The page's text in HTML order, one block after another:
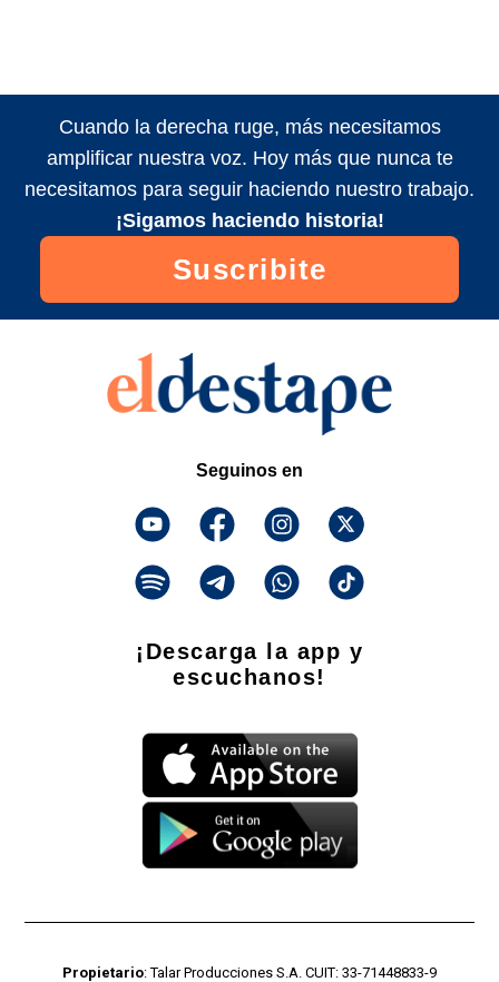
Cuando la derecha ruge, más necesitamos
amplificar nuestra voz. Hoy más que nunca te
necesitamos para seguir haciendo nuestro trabajo.
¡Sigamos haciendo historia!
Suscribite
Seguinos en
¡Descarga la app y
escuchanos!
Propietario: Talar Producciones S.A. CUIT: 33-71448833-9